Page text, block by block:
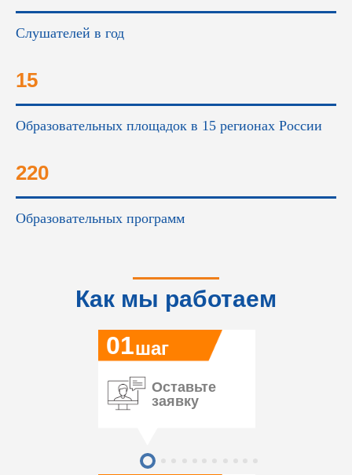
Слушателей в год
15
Образовательных площадок в 15 регионах России
220
Образовательных программ
Как мы работаем
01
Оставьте
заявку
шаг